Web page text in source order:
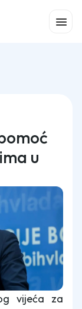
u
vijeća za